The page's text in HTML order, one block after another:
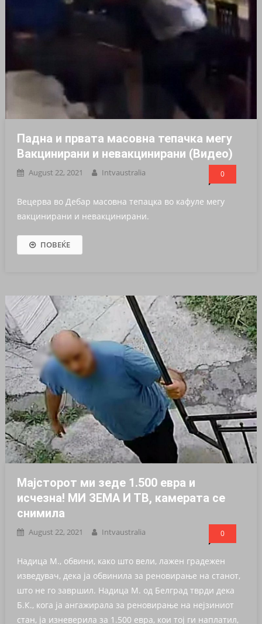
Падна и првата масовна тепачка мегу
Вакцинирани и невакцинирани (Видео)
August 22, 2021 Intvaustralia 0
Вецерва во Дебар масовна тепацка во кафуле мегу
вакцинирани и невакцинирани.
ПОВЕЌЕ
Мајсторот ми зеде 1.500 евра и
исчезна! МИ ЗЕМА И ТВ, камерата се
снимила
August 22, 2021 Intvaustralia 0
Надица М., обвини, како што вели, лажен градежен
изведувач, дека ја обвинила за реновирање на станот,
што не го завршил. Надица М. од Белград тврди дека
Б.К., кога ја ангажирала за реновирање на нејзиниот
стан, ја изневерила за 1.500 евра, кои тој ги наплатил,